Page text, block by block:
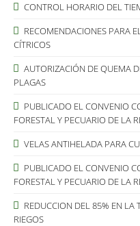
CONTROL HORARIO DEL
RECOMENDACIONES PARA
CÍTRICOS
AUTORIZACIÓN DE QUEMA
PLAGAS
PUBLICADO EL CONVENIO
FORESTAL Y PECUARIO DE LA
VELAS ANTIHELADA PARA
PUBLICADO EL CONVENIO
FORESTAL Y PECUARIO DE LA
REDUCCION DEL 85% EN LA
RIEGOS